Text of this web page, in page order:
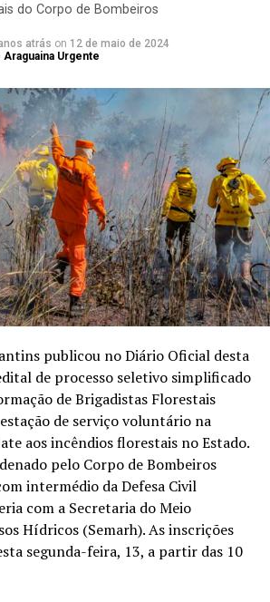
do Corpo de Bombeiros
atrás on 12 de maio de 2024
Araguaina Urgente
publicou no Diário Oficial desta
de processo seletivo simplificado
de Brigadistas Florestais
de serviço voluntário na
aos incêndios florestais no Estado.
pelo Corpo de Bombeiros
intermédio da Defesa Civil
com a Secretaria do Meio
Hídricos (Semarh). As inscrições
segunda-feira, 13, a partir das 10